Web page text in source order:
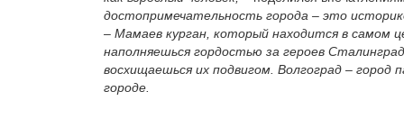
достопримечательность города – это
– Мамаев курган, который находится в самом
наполняешься гордостью за героев
восхищаешься их подвигом. Волгоград –
городе.